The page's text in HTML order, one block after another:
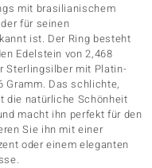
mit brasilianischem
für seinen
ist. Der Ring besteht
Edelstein von 2,468
Sterlingsilber mit Platin-
Gramm. Das schlichte,
die natürliche Schönheit
macht ihn perfekt für den
Sie ihn mit einer
oder einem eleganten